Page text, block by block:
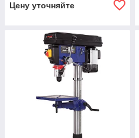
Цену уточняйте